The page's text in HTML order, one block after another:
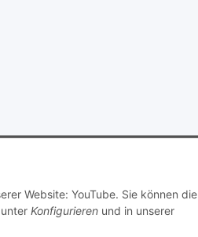
Website: YouTube. Sie können die
Konfigurieren und in unserer